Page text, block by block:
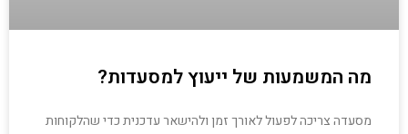
מה המשמעות של ייעוץ למסעדות?
מסעדה צריכה לפעול לאורך זמן ולהישאר עדכנית כדי שהלקוחות